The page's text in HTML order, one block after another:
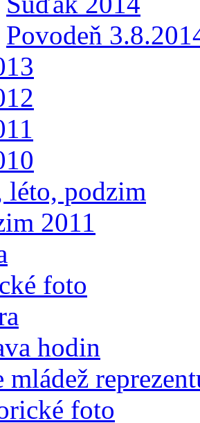
Povodeň
léto, podzim
2011
foto
hodin
mládež
foto